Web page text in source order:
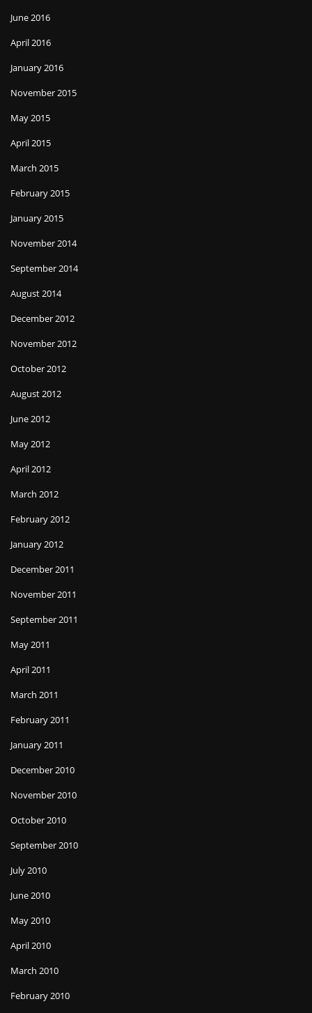
June 2016
April 2016
January 2016
November 2015
May 2015
April 2015
March 2015
February 2015
January 2015
November 2014
September 2014
August 2014
December 2012
November 2012
October 2012
August 2012
June 2012
May 2012
April 2012
March 2012
February 2012
January 2012
December 2011
November 2011
September 2011
May 2011
April 2011
March 2011
February 2011
January 2011
December 2010
November 2010
October 2010
September 2010
July 2010
June 2010
May 2010
April 2010
March 2010
February 2010